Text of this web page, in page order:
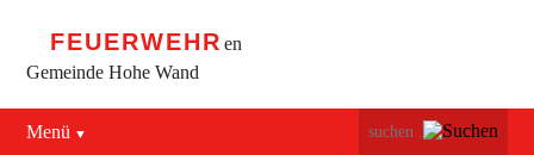
FEUERWEHR en
Gemeinde Hohe Wand
Menü